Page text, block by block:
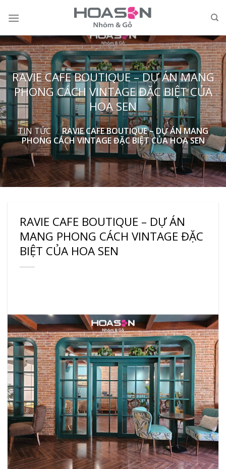
RAVIE CAFE BOUTIQUE – DỰ ÁN MANG
PHONG CÁCH VINTAGE ĐẶC BIỆT CỦA
HOA SEN
TIN TỨC / RAVIE CAFE BOUTIQUE – DỰ ÁN MANG
PHONG CÁCH VINTAGE ĐẶC BIỆT CỦA HOA SEN
RAVIE CAFE BOUTIQUE – DỰ ÁN
MANG PHONG CÁCH VINTAGE ĐẶC
BIỆT CỦA HOA SEN